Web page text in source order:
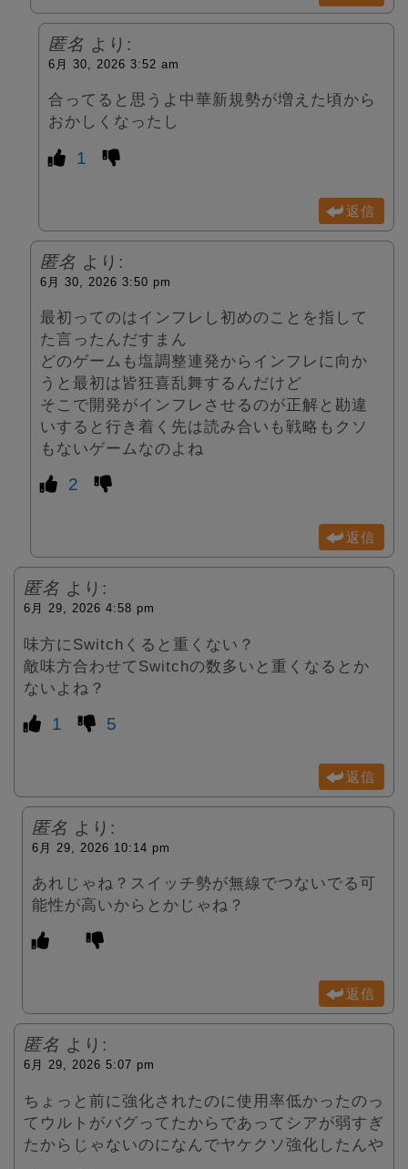
匿名 より:
6月 30, 2026 3:52 am
合ってると思うよ中華新規勢が増えた頃から
おかしくなったし
1
返信
匿名 より:
6月 30, 2026 3:50 pm
最初ってのはインフレし初めのことを指して
た言ったんだすまん
どのゲームも塩調整連発からインフレに向か
うと最初は皆狂喜乱舞するんだけど
そこで開発がインフレさせるのが正解と勘違
いすると行き着く先は読み合いも戦略もクソ
もないゲームなのよね
2
返信
匿名 より:
6月 29, 2026 4:58 pm
味方にSwitchくると重くない？
敵味方合わせてSwitchの数多いと重くなるとか
ないよね？
1 5
返信
匿名 より:
6月 29, 2026 10:14 pm
あれじゃね？スイッチ勢が無線でつないでる可
能性が高いからとかじゃね？
返信
匿名 より:
6月 29, 2026 5:07 pm
ちょっと前に強化されたのに使用率低かったのっ
てウルトがバグってたからであってシアが弱すぎ
たからじゃないのになんでヤケクソ強化したんや